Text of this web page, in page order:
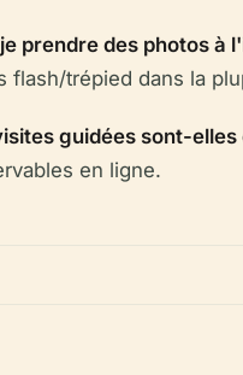
prendre des photos à
flash/trépied dans la
guidées sont-elles
en ligne.